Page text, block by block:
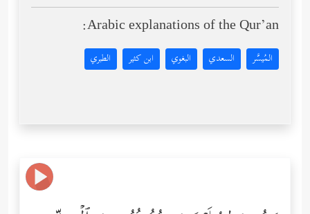
Arabic explanations of the Qur’an:
المُيسَّر السعدي البغوي ابن كثير الطبري